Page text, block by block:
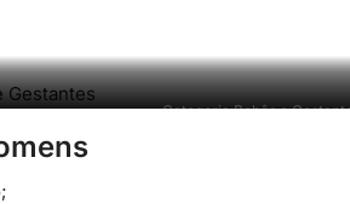
Categoria Bebês e